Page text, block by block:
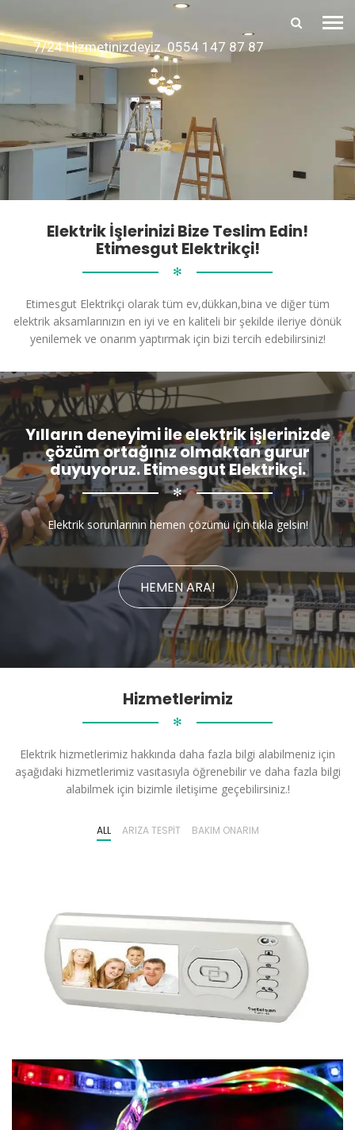
7/24 Hizmetinizdeyiz. 0554 147 87 87
Elektrik İşlerinizi Bize Teslim Edin!
Etimesgut Elektrikçi!
✻
Etimesgut Elektrikçi olarak tüm ev,dükkan,bina ve diğer tüm
elektrik aksamlarınızın en iyi ve en kaliteli bir şekilde ileriye dönük
yenilemek ve onarım yaptırmak için bizi tercih edebilirsiniz!
Yılların deneyimi ile elektrik işlerinizde
çözüm ortağınız olmaktan gurur
duyuyoruz. Etimesgut Elektrikçi.
✻
Elektrik sorunlarının hemen çözümü için tıkla gelsin!
HEMEN ARA!
Hizmetlerimiz
✻
Elektrik hizmetlerimiz hakkında daha fazla bilgi alabilmeniz için
aşağıdaki hizmetlerimiz vasıtasıyla öğrenebilir ve daha fazla bilgi
alabilmek için bizimle iletişime geçebilirsiniz.!
ALL ARIZA TESPIT BAKIM ONARIM